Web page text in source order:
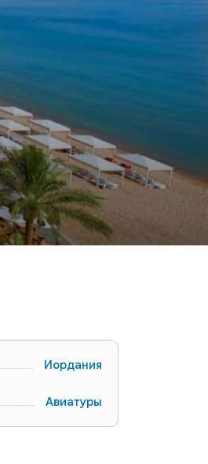
Иордания
Авиатуры